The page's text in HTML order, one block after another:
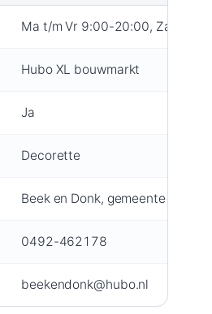
Ma t/m Vr 9:00-20:00, Za 9:00-
Hubo XL bouwmarkt
Ja
Decorette
Beek en Donk, gemeente
0492-462178
beekendonk@hubo.nl